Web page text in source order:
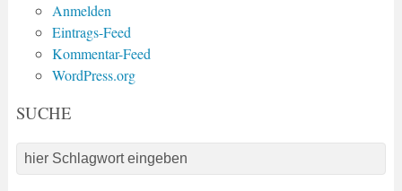
Anmelden
Eintrags-Feed
Kommentar-Feed
WordPress.org
SUCHE